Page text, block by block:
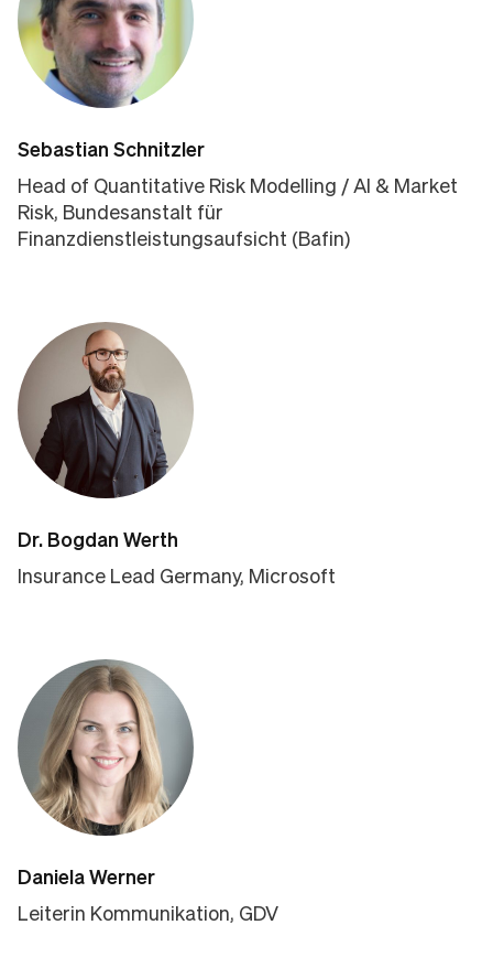
Sebastian Schnitzler
Head of Quantitative Risk Modelling / AI & Market
Risk, Bundesanstalt für
Finanzdienstleistungsaufsicht (Bafin)
Dr. Bogdan Werth
Insurance Lead Germany, Microsoft
Daniela Werner
Leiterin Kommunikation, GDV